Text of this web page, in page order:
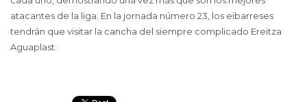
atacantes de la liga. En la jornada número 23, los eibarreses
tendrán que visitar la cancha del siempre complicado Ereitza
Aguaplast.